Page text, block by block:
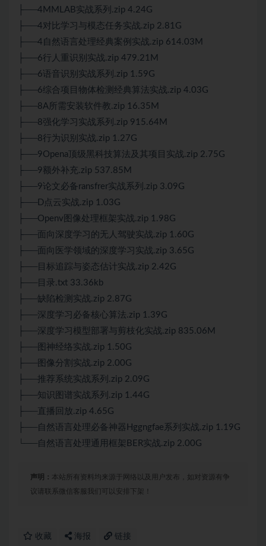
├──4MMLAB实战系列.zip 4.24G
├──4对比学习与模态任务实战.zip 2.81G
├──4自然语言处理经典案例实战.zip 614.03M
├──6行人重识别实战.zip 479.21M
├──6语音识别实战系列.zip 1.59G
├──6综合项目物体检测经典算法实战.zip 4.03G
├──8A所需安装软件教.zip 16.35M
├──8强化学习实战系列.zip 915.64M
├──8行为识别实战.zip 1.27G
├──9Opena顶级黑科技算法及其项目实战.zip 2.75G
├──9额外补充.zip 537.85M
├──9论文必备ransfrer实战系列.zip 3.09G
├──D点云实战.zip 1.03G
├──Openv图像处理框架实战.zip 1.98G
├──面向深度学习的无人驾驶实战.zip 1.60G
├──面向医学领域的深度学习实战.zip 3.65G
├──目标追踪与姿态估计实战.zip 2.42G
├──目录.txt 33.36kb
├──缺陷检测实战.zip 2.87G
├──深度学习必备核心算法.zip 1.39G
├──深度学习模型部署与剪枝化实战.zip 835.06M
├──图神经络实战.zip 1.50G
├──图像分割实战.zip 2.00G
├──推荐系统实战系列.zip 2.09G
├──知识图谱实战系列.zip 1.44G
├──直播回放.zip 4.65G
├──自然语言处理必备神器Hggngfae系列实战.zip 1.19G
└──自然语言处理通用框架BER实战.zip 2.00G
声明： 本站所有资料均来源于网络以及用户发布，如对资源有争
议请联系微信客服我们可以安排下架！
收藏 海报 链接